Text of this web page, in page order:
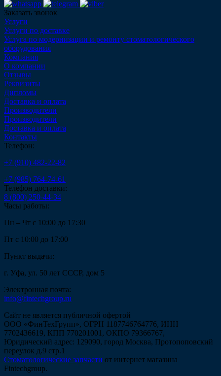
Заказать звонок
Услуги
Услуги по доставке
Услуга по модернизации и ремонту стоматологического
оборудования
Компания
О компании
Отзывы
Реквизиты
Дипломы
Доставка и оплата
Производители
Производители
Доставка и оплата
Контакты
Телефон:
+7 (910) 482-22-82
+7 (985) 764-74-61
Телефон доставки:
8 (800) 250-44-34
Часы работы:
Пн – Чт с 10:00 до 17:30
Пт с 10:00 до 17:00
Пункт выдачи:
г. Уфа, ул. 50 лет СССР, дом 5
Электронная почта:
info@fintechgroup.ru
Сайт не является публичной офертой
ООО «ФинТехГрупп», ОГРН 1187746764776, ИНН
7702436619, КПП 770201001, ОКПО 79366767,
Юридический адрес: 129090, город Москва, Протопоповский
переулок д.9 стр.1
Стоматологические запчасти от интернет магазина
Fintechgroup.